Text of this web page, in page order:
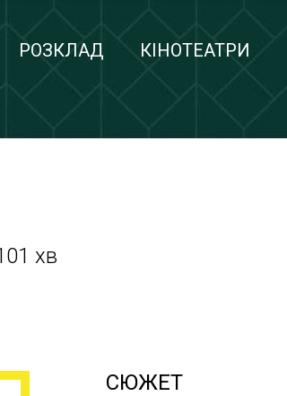
РОЗКЛАД КІНОТЕАТРИ
хв
СЮЖЕТ